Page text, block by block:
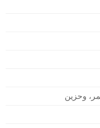
وحزين